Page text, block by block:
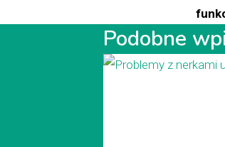
Podobne